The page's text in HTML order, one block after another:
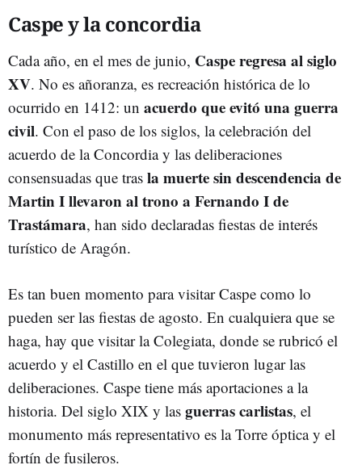
Caspe y la concordia
Cada año, en el mes de junio, Caspe regresa al siglo
XV. No es añoranza, es recreación histórica de lo
ocurrido en 1412: un acuerdo que evitó una guerra
civil. Con el paso de los siglos, la celebración del
acuerdo de la Concordia y las deliberaciones
consensuadas que tras la muerte sin descendencia de
Martin I llevaron al trono a Fernando I de
Trastámara, han sido declaradas fiestas de interés
turístico de Aragón.
Es tan buen momento para visitar Caspe como lo
pueden ser las fiestas de agosto. En cualquiera que se
haga, hay que visitar la Colegiata, donde se rubricó el
acuerdo y el Castillo en el que tuvieron lugar las
deliberaciones. Caspe tiene más aportaciones a la
historia. Del siglo XIX y las guerras carlistas, el
monumento más representativo es la Torre óptica y el
fortín de fusileros.